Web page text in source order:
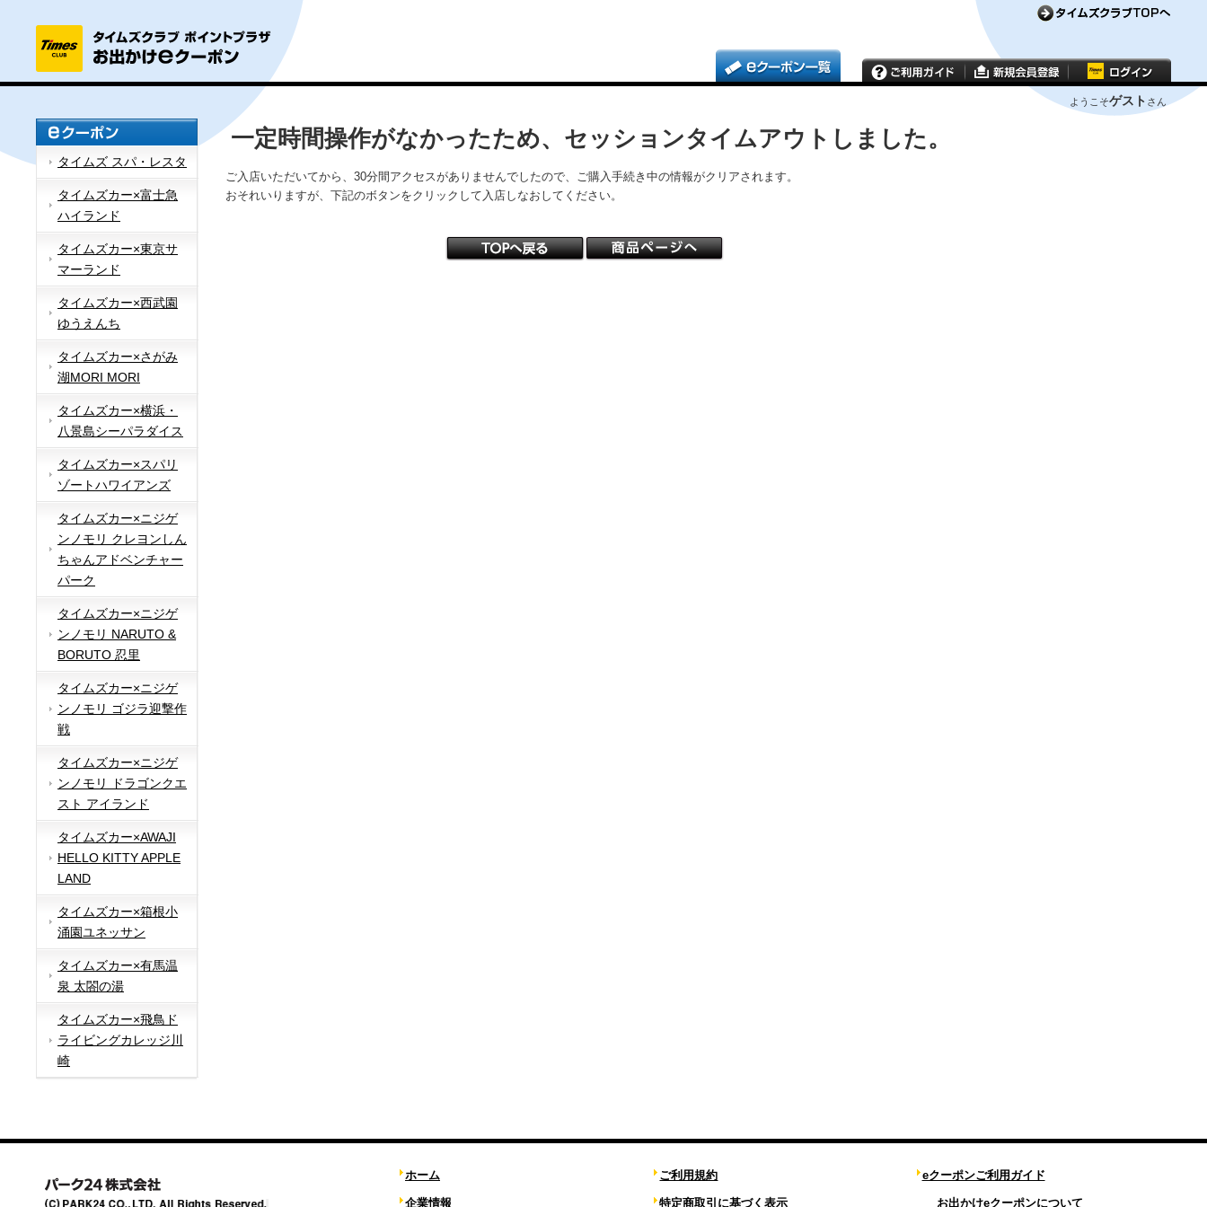
ようこそゲスト さん
タイムズ スパ・レスタ
タイムズカー×富士急
ハイランド
タイムズカー×東京サ
マーランド
タイムズカー×西武園
ゆうえんち
タイムズカー×さがみ
湖MORI MORI
タイムズカー×横浜・
八景島シーパラダイス
タイムズカー×スパリ
ゾートハワイアンズ
タイムズカー×ニジゲ
ンノモリ クレヨンしん
ちゃんアドベンチャー
パーク
タイムズカー×ニジゲ
ンノモリ NARUTO &
BORUTO 忍里
タイムズカー×ニジゲ
ンノモリ ゴジラ迎撃作
戦
タイムズカー×ニジゲ
ンノモリ ドラゴンクエ
スト アイランド
タイムズカー×AWAJI
HELLO KITTY APPLE
LAND
タイムズカー×箱根小
涌園ユネッサン
タイムズカー×有馬温
泉 太閤の湯
タイムズカー×飛鳥ド
ライビングカレッジ川
崎
一定時間操作がなかったため、セッションタイムアウトしました。
ご入店いただいてから、30分間アクセスがありませんでしたので、ご購入手続き中の情報がクリアされます。
おそれいりますが、下記のボタンをクリックして入店しなおしてください。
ホーム
企業情報
ご利用規約
特定商取引に基づく表示
eクーポンご利用ガイド
お出かけeクーポンについて